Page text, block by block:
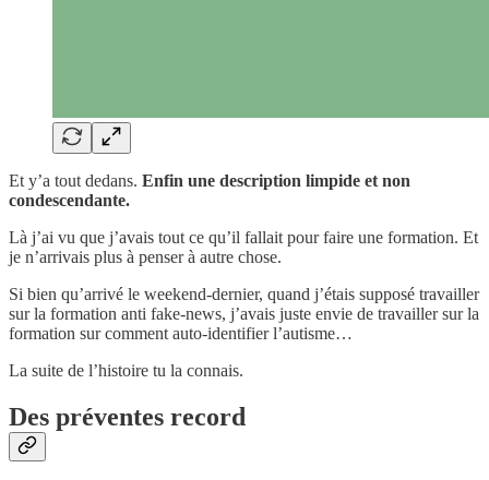
Et y’a tout dedans. Enfin une description limpide et non
condescendante.
Là j’ai vu que j’avais tout ce qu’il fallait pour faire une formation. Et
je n’arrivais plus à penser à autre chose.
Si bien qu’arrivé le weekend-dernier, quand j’étais supposé travailler
sur la formation anti fake-news, j’avais juste envie de travailler sur la
formation sur comment auto-identifier l’autisme…
La suite de l’histoire tu la connais.
Des préventes record